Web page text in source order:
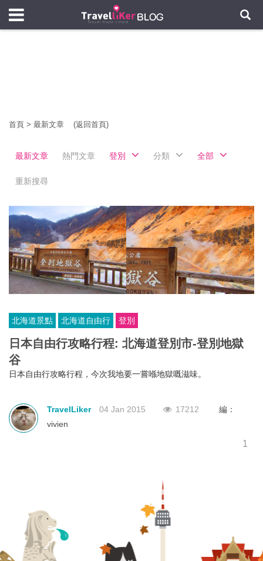
首頁 > 最新文章 (返回首頁)
最新文章 熱門文章 登別 分類 全部
重新搜尋
北海道景點 北海道自由行 登別
日本自由行攻略行程: 北海道登別市-登別地獄
谷
日本自由行攻略行程，今次我地要一嘗喺地獄嘅滋味。
TravelLiker 04 Jan 2015 17212
編：
vivien
1